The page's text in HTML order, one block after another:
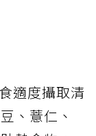
適度攝取清
、薏仁、